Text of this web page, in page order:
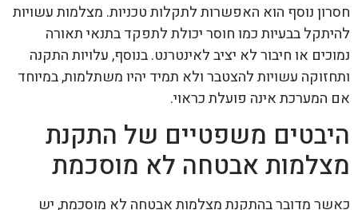
חסרון נוסף הוא האפשרות לתקלות טכניות. מצלמות עשויות
להיתקל בבעיות כמו חוסר יכולת לתפקד בתנאי תאורה
נמוכים או חיבור לא יציב לאינטרנט. בנוסף, עלויות התקנה
ותחזוקה עשויות להצטבר ולא תמיד יהיו משתלמות, במיוחד
אם המערכת אינה פועלת כראוי.
היבטים משפטיים של התקנת
מצלמות אבטחה לא מוסכמת
כאשר מדובר בהתקנת מצלמות אבטחה לא מוסכמת, יש